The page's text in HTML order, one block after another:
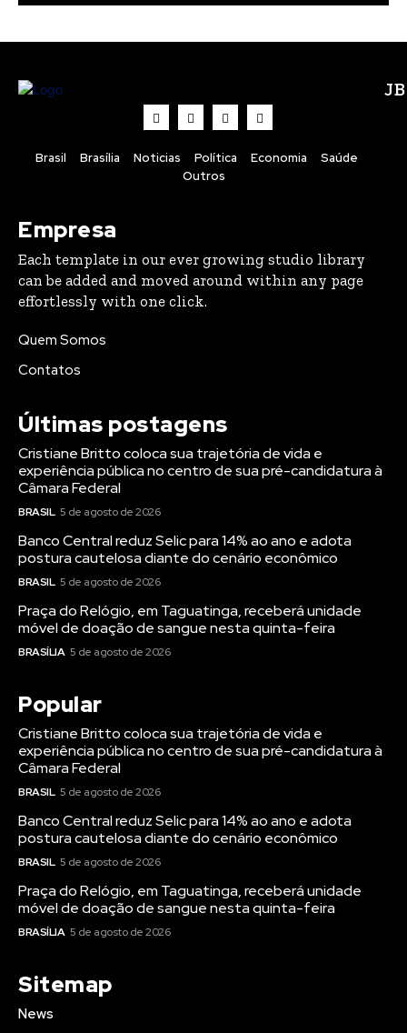
Brasil Brasília Noticias Política Economia
Saúde
Outros
Empresa
Each template in our ever growing studio library
can be added and moved around within any page
effortlessly with one click.
Quem Somos
Contatos
Últimas postagens
Cristiane Britto coloca sua trajetória de vida e
experiência pública no centro de sua pré-candidatura à
Câmara Federal
BRASIL 5 de agosto de 2026
Banco Central reduz Selic para 14% ao ano e adota
postura cautelosa diante do cenário econômico
BRASIL 5 de agosto de 2026
Praça do Relógio, em Taguatinga, receberá unidade
móvel de doação de sangue nesta quinta-feira
BRASÍLIA 5 de agosto de 2026
Popular
Cristiane Britto coloca sua trajetória de vida e
experiência pública no centro de sua pré-candidatura à
Câmara Federal
BRASIL 5 de agosto de 2026
Banco Central reduz Selic para 14% ao ano e adota
postura cautelosa diante do cenário econômico
BRASIL 5 de agosto de 2026
Praça do Relógio, em Taguatinga, receberá unidade
móvel de doação de sangue nesta quinta-feira
BRASÍLIA 5 de agosto de 2026
Sitemap
News